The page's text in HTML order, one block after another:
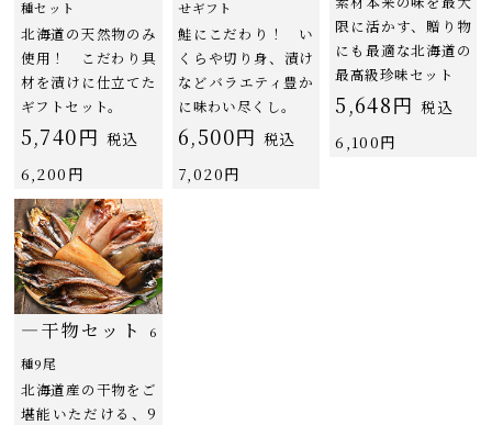
種セット
北海道の天然物のみ
使用！ こだわり具
材を漬けに仕立てた
ギフトセット。
5,740円 税込
6,200円
せギフト
鮭にこだわり！ い
くらや切り身、漬け
などバラエティ豊か
に味わい尽くし。
6,500円 税込
7,020円
限に活かす、贈り物
にも最適な北海道の
最高級珍味セット
5,648円 税込
6,100円
―干物セット
6
種9尾
北海道産の干物をご
堪能いただける、9